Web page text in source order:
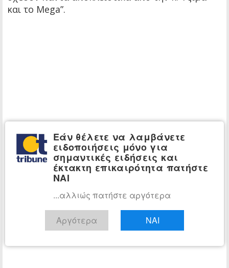
και το Mega”.
Εάν θέλετε να λαμβάνετε
ειδοποιήσεις μόνο για
σημαντικές ειδήσεις και
έκτακτη επικαιρότητα πατήστε
ΝΑΙ
...αλλιώς πατήστε αργότερα
Αργότερα ΝΑΙ